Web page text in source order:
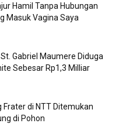
Hamil Tanpa Hubungan
Masuk Vagina Saya
Gabriel Maumere Diduga
Sebesar Rp1,3 Milliar
Frater di NTT Ditemukan
di Pohon